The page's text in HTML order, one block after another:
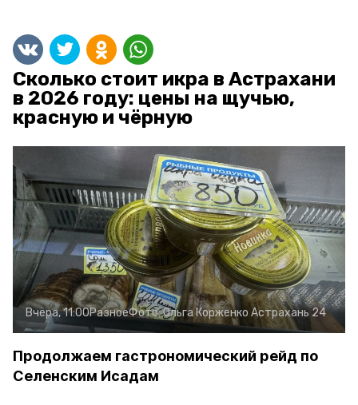
Сколько стоит икра в Астрахани
в 2026 году: цены на щучью,
красную и чёрную
Вчера, 11:00РазноеФото:Ольга Корженко Астрахань 24
Продолжаем гастрономический рейд по
Селенским Исадам